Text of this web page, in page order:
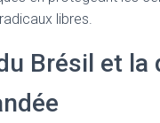
libres.
Brésil et la